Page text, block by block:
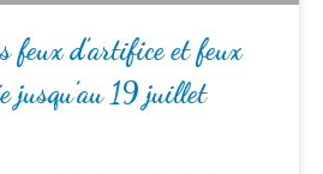
feux d’artifice et feux
jusqu’au 19 juillet